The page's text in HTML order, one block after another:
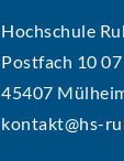
Hochschule
Postfach 10
45407
kontakt@hs-